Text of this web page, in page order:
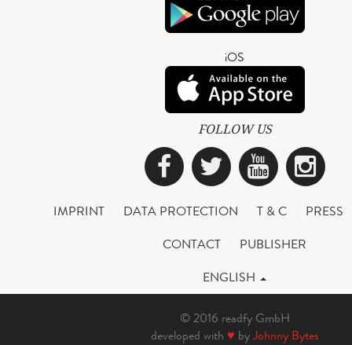
iOS
FOLLOW US
Facebook
Twitter
IMPRINT DATA PROTECTION T & C
PRESS
CONTACT
PUBLISHER
ENGLISH
© 2016 readfy GmbH
developed with ♥ byJohnny Bytes